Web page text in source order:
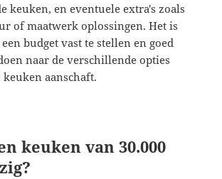
keuken, en eventuele extra's zoals
of maatwerk oplossingen. Het is
budget vast te stellen en goed
naar de verschillende opties
aanschaft.
keuken van 30.000